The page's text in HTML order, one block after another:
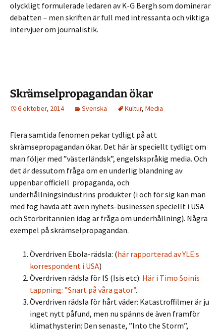
olyckligt formulerade ledaren av K-G Bergh som dominerar
debatten – men skriften är full med intressanta och viktiga
intervjuer om journalistik.
Skrämselpropagandan ökar
6 oktober, 2014 Svenska Kultur, Media
Flera samtida fenomen pekar tydligt på att
skrämsepropagandan ökar. Det här är speciellt tydligt om
man följer med ”västerländsk”, engelskspråkig media. Och
det är dessutom fråga om en underlig blandning av
uppenbar officiell propaganda, och
underhållningsindustrins produkter (i och för sig kan man
med fog hävda att även nyhets-businessen speciellt i USA
och Storbritannien idag är fråga om underhållning). Några
exempel på skrämselpropagandan.
Överdriven Ebola-rädsla: (här rapporterad av YLE:s
korrespondent i USA)
Överdriven rädsla för IS (Isis etc): Här i Timo Soinis
tappning: ”Snart på våra gator”.
Överdriven rädsla för hårt väder: Katastroffilmer är ju
inget nytt påfund, men nu spänns de även framför
klimathysterin: Den senaste, ”Into the Storm”,